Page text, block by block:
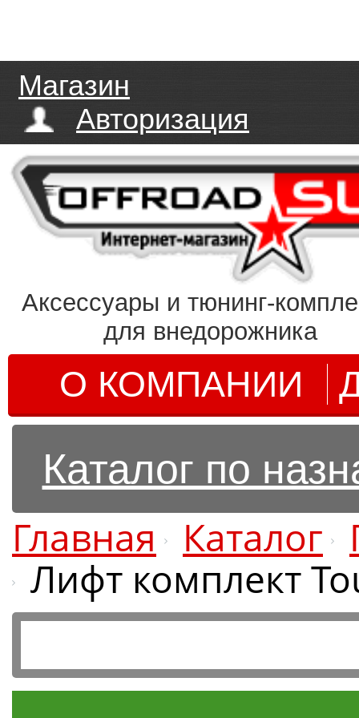
Магазин
Авторизация
Аксессуары и тюнинг-
для внедорожника
О КОМПАНИИ
Каталог по
Главная Каталог
Лифт комплект